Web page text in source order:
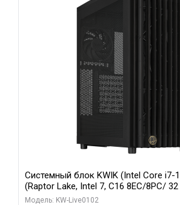
Системный блок KWIK (Intel Core i7-
(Raptor Lake, Intel 7, C16 8EC/8PC/
модуля)/ Afox RTX4090 24GB GDDR6X
Модель: KW-Live0102